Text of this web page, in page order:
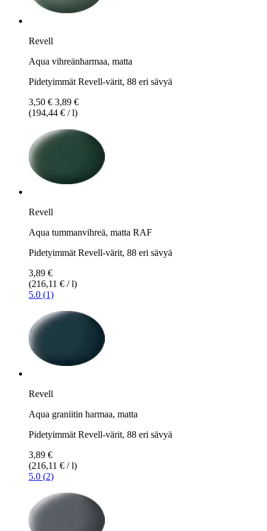
Revell
Aqua vihreänharmaa, matta
Pidetyimmät Revell-värit, 88 eri sävyä
3,50 € 3,89 €
(194,44 € / l)
Revell
Aqua tummanvihreä, matta RAF
Pidetyimmät Revell-värit, 88 eri sävyä
3,89 €
(216,11 € / l)
5.0 (1)
Revell
Aqua graniitin harmaa, matta
Pidetyimmät Revell-värit, 88 eri sävyä
3,89 €
(216,11 € / l)
5.0 (2)